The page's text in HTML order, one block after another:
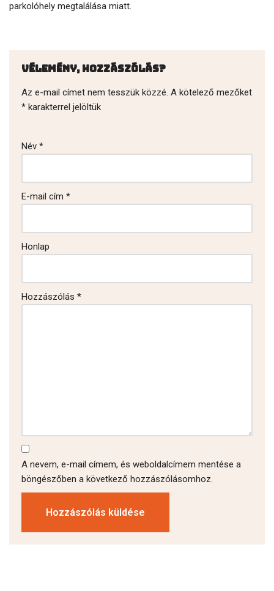
parkolóhely megtalálása miatt.
Vélemény, hozzászólás?
Az e-mail címet nem tesszük közzé. A kötelező mezőket
* karakterrel jelöltük
Név *
E-mail cím *
Honlap
Hozzászólás *
A nevem, e-mail címem, és weboldalcímem mentése a
böngészőben a következő hozzászólásomhoz.